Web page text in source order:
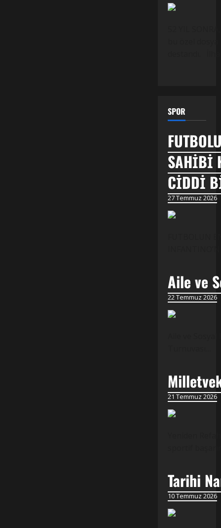
SPOR
SAHİBİ
CİDDİ
27 Temmuz 2026
Aile ve
22 Temmuz 2026
21 Temmuz 2026
Tarihi
10 Temmuz 2026